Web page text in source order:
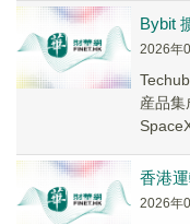
Bybit
2026年
産品
香港
2026年